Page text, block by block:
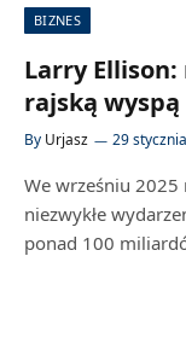
BIZNES
Larry
rajską wyspą
By Urjasz 29
We wrześniu 2025
niezwykłe
ponad 100